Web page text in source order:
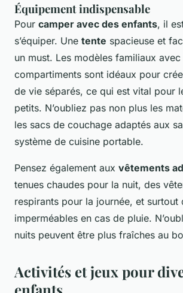
Équipement indispensable
Pour camper avec des enfants, il
s’équiper. Une tente spacieuse et
un must. Les modèles familiaux
compartiments sont idéaux pour
de vie séparés, ce qui est vital pour
petits. N’oubliez pas non plus les
les sacs de couchage adaptés aux
système de cuisine portable.
Pensez également aux vêtements
tenues chaudes pour la nuit, des
respirants pour la journée, et surtout
imperméables en cas de pluie.
nuits peuvent être plus fraîches au
Activités et jeux pour